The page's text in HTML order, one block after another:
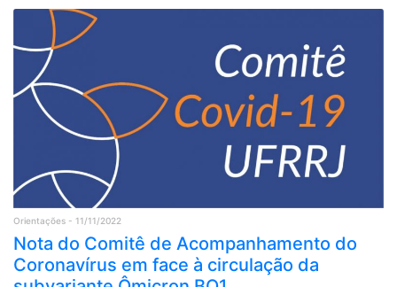
Orientações - 11/11/2022
Nota do Comitê de Acompanhamento do
Coronavírus em face à circulação da